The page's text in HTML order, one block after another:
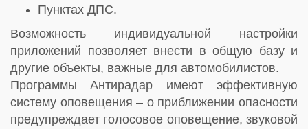
Пунктах ДПС.
Возможность индивидуальной настройки
приложений позволяет внести в общую базу и
другие объекты, важные для автомобилистов.
Программы Антирадар имеют эффективную
систему оповещения – о приближении опасности
предупреждает голосовое оповещение, звуковой